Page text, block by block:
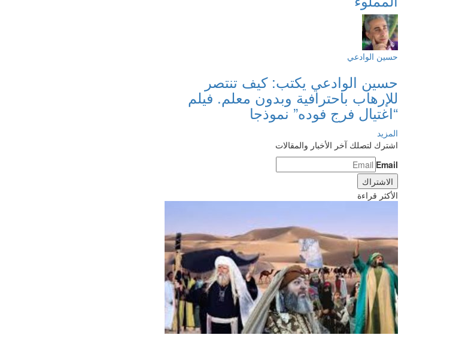
حسين الوادعي
حسين الوادعي يكتب: كيف تنتصر
للإرهاب باحترافية وبدون معلم. فيلم
“اغتيال فرج فوده” نموذجا
المزيد
اشترك لتصلك آخر الأخبار والمقالات
Email
الأكثر قراءة